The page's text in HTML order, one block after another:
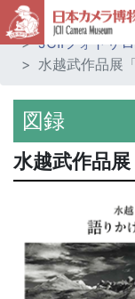
ホーム
ミュー
JCIIフォトサ
水越武作品展
図録
水越武作品